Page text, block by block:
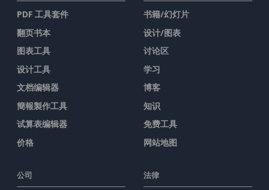
PDF 工具套件
翻页书本
图表工具
设计工具
文档编辑器
簡報製作工具
试算表编辑器
价格
书籍/幻灯片
设计/图表
讨论区
学习
博客
知识
免费工具
网站地图
公司 法律